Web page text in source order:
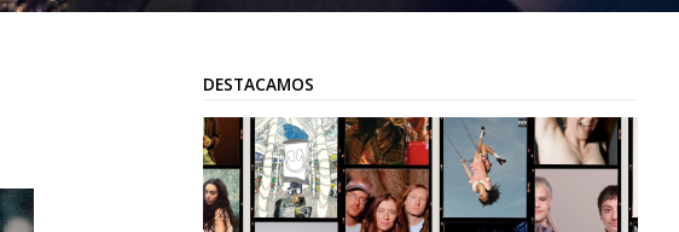
DESTACAMOS